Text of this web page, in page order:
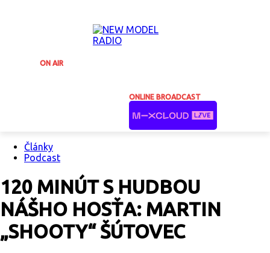
ON AIR
ONLINE BROADCAST
Články
Podcast
120 MINÚT S HUDBOU
NÁŠHO HOSŤA: MARTIN
„SHOOTY“ ŠÚTOVEC